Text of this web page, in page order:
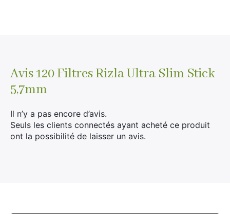
Avis120 Filtres Rizla Ultra Slim Stick
5,7mm
Il n’y a pas encore d’avis.
Seuls les clients connectés ayant acheté ce produit
ont la possibilité de laisser un avis.